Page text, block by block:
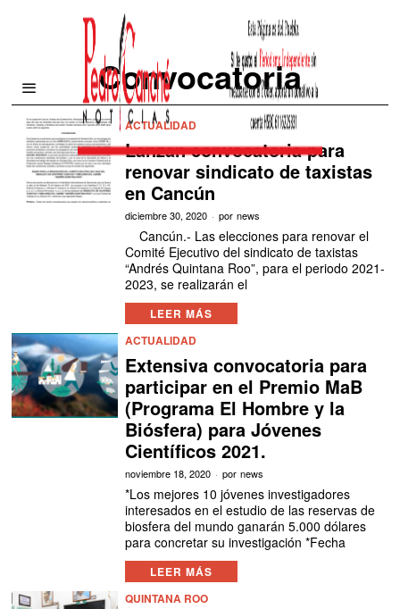
Convocatoria
ACTUALIDAD
Lanzan convocatoria para
renovar sindicato de taxistas
en Cancún
diciembre 30, 2020 por news
Cancún.- Las elecciones para renovar el
Comité Ejecutivo del sindicato de taxistas
“Andrés Quintana Roo”, para el periodo 2021-
2023, se realizarán el
LEER MÁS
ACTUALIDAD
Extensiva convocatoria para
participar en el Premio MaB
(Programa El Hombre y la
Biósfera) para Jóvenes
Científicos 2021.
noviembre 18, 2020 por news
*Los mejores 10 jóvenes investigadores
interesados en el estudio de las reservas de
biosfera del mundo ganarán 5.000 dólares
para concretar su investigación *Fecha
LEER MÁS
QUINTANA ROO